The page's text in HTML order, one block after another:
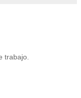
trabajo.